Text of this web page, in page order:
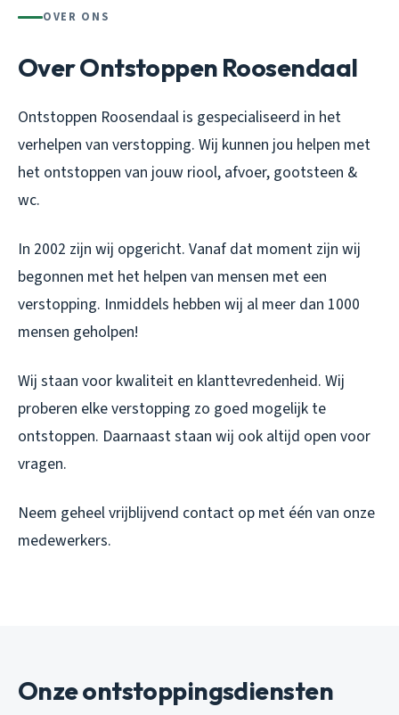
OVER ONS
Over Ontstoppen Roosendaal
Ontstoppen Roosendaal is gespecialiseerd in het
verhelpen van verstopping. Wij kunnen jou helpen met
het ontstoppen van jouw riool, afvoer, gootsteen &
wc.
In 2002 zijn wij opgericht. Vanaf dat moment zijn wij
begonnen met het helpen van mensen met een
verstopping. Inmiddels hebben wij al meer dan 1000
mensen geholpen!
Wij staan voor kwaliteit en klanttevredenheid. Wij
proberen elke verstopping zo goed mogelijk te
ontstoppen. Daarnaast staan wij ook altijd open voor
vragen.
Neem geheel vrijblijvend contact op met één van onze
medewerkers.
Onze ontstoppingsdiensten